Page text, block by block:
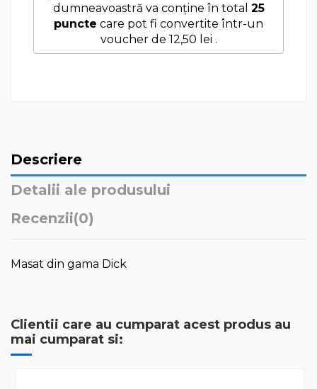
dumneavoastră va conține în total 25
puncte care pot fi convertite într-un
voucher de 12,50 lei .
Descriere
Detalii ale produsului
Recenzii(0)
Masat din gama Dick
Clientii care au cumparat acest produs au
mai cumparat si: